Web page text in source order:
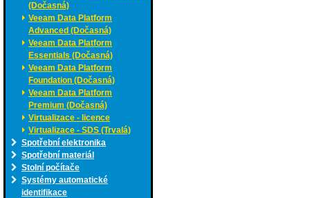
(Dočasná)
Veeam Data Platform
Advanced (Dočasná)
Veeam Data Platform
Essentials (Dočasná)
Veeam Data Platform
Foundation (Dočasná)
Veeam Data Platform
Premium (Dočasná)
Virtualizace - licence
Virtualizace - SDS (Trvalá)
Spotřební elektronika
Spotřební materiál
Stolní počítače
Systémy automatické
identifikace